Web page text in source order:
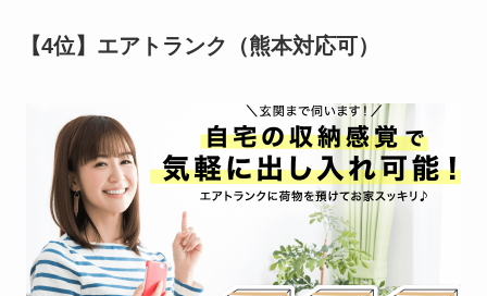
【4位】エアトランク（熊本対応可）